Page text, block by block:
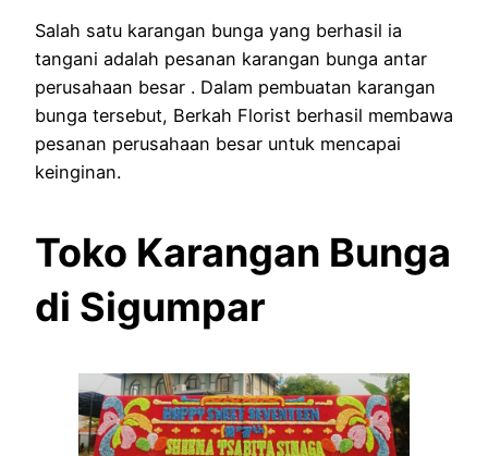
Salah satu karangan bunga yang berhasil ia
tangani adalah pesanan karangan bunga antar
perusahaan besar . Dalam pembuatan karangan
bunga tersebut, Berkah Florist berhasil membawa
pesanan perusahaan besar untuk mencapai
keinginan.
Toko Karangan Bunga
di Sigumpar